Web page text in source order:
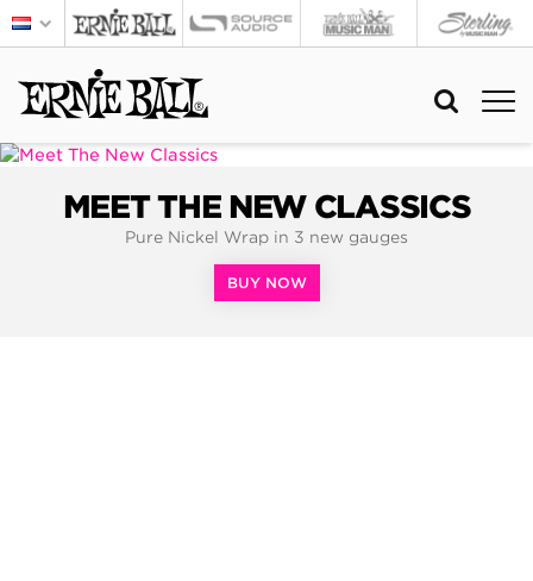
MEET THE NEW CLASSICS
Pure Nickel Wrap in 3 new gauges
BUY NOW